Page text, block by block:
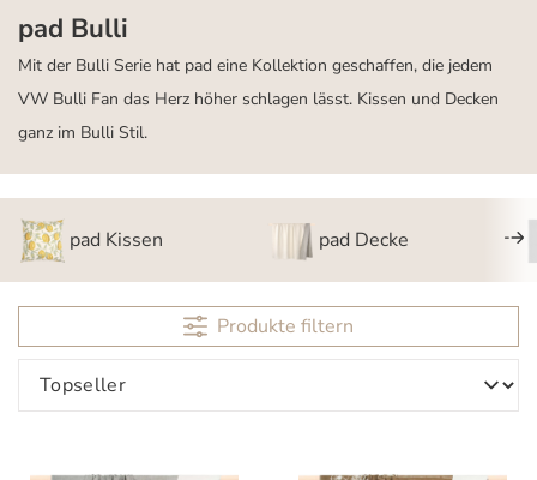
pad Bulli
Mit der Bulli Serie hat pad eine Kollektion geschaffen, die jedem
VW Bulli Fan das Herz höher schlagen lässt. Kissen und Decken
ganz im Bulli Stil.
pad Kissen pad Decke
Produkte filtern